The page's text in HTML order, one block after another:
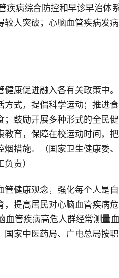
疾病综合防控和早诊早治
大突破；心脑血管疾病
健康促进融入各有关政策
式，提倡科学运动；推
鼓励开展多种形式的全
育，保障在校运动时间，
措施。（国家卫生健康委
责）
管健康观念，强化每个人
提高居民对心脑血管疾
管疾病高危人群经常测
家中医药局、广电总局按职